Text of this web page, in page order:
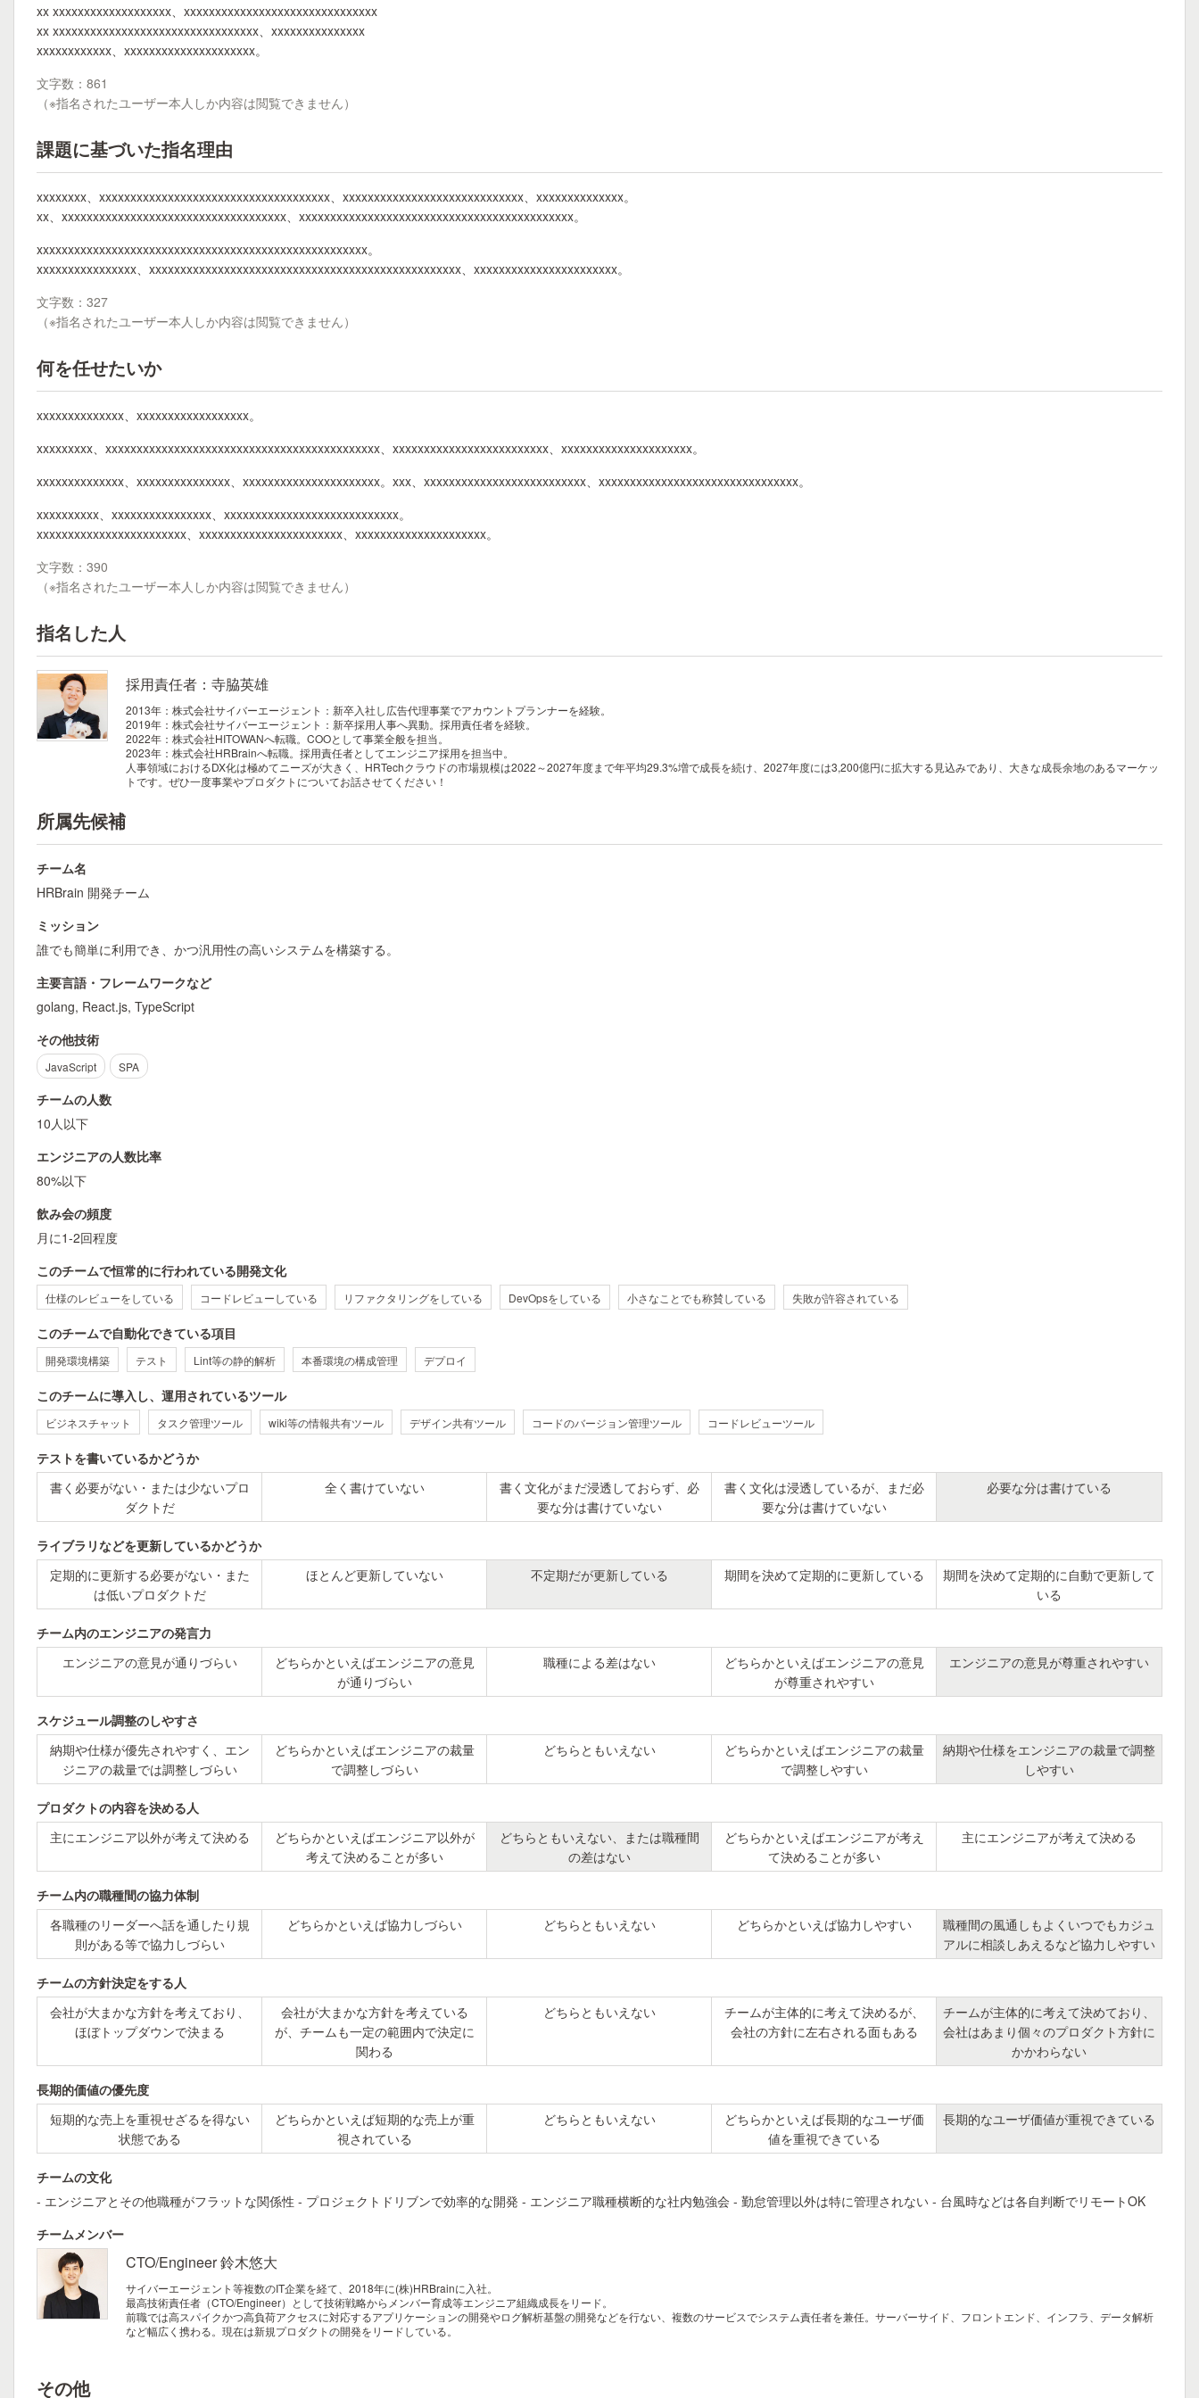
xx xxxxxxxxxxxxxxxxxxx、xxxxxxxxxxxxxxxxxxxxxxxxxxxxxxx
xx xxxxxxxxxxxxxxxxxxxxxxxxxxxxxxxxx、xxxxxxxxxxxxxxx
xxxxxxxxxxxx、xxxxxxxxxxxxxxxxxxxxx。
文字数：861
（※指名されたユーザー本人しか内容は閲覧できません）
課題に基づいた指名理由
xxxxxxxx、xxxxxxxxxxxxxxxxxxxxxxxxxxxxxxxxxxxxx、xxxxxxxxxxxxxxxxxxxxxxxxxxxxx、xxxxxxxxxxxxxx。
xx、xxxxxxxxxxxxxxxxxxxxxxxxxxxxxxxxxxxx、xxxxxxxxxxxxxxxxxxxxxxxxxxxxxxxxxxxxxxxxxxxx。
xxxxxxxxxxxxxxxxxxxxxxxxxxxxxxxxxxxxxxxxxxxxxxxxxxxxx。
xxxxxxxxxxxxxxxx、xxxxxxxxxxxxxxxxxxxxxxxxxxxxxxxxxxxxxxxxxxxxxxxxxx、xxxxxxxxxxxxxxxxxxxxxxx。
文字数：327
（※指名されたユーザー本人しか内容は閲覧できません）
何を任せたいか
xxxxxxxxxxxxxx、xxxxxxxxxxxxxxxxxx。
xxxxxxxxx、xxxxxxxxxxxxxxxxxxxxxxxxxxxxxxxxxxxxxxxxxxxx、xxxxxxxxxxxxxxxxxxxxxxxxx、xxxxxxxxxxxxxxxxxxxxx。
xxxxxxxxxxxxxx、xxxxxxxxxxxxxxx、xxxxxxxxxxxxxxxxxxxxxx。xxx、xxxxxxxxxxxxxxxxxxxxxxxxxx、xxxxxxxxxxxxxxxxxxxxxxxxxxxxxxxx。
xxxxxxxxxx、xxxxxxxxxxxxxxxx、xxxxxxxxxxxxxxxxxxxxxxxxxxxx。
xxxxxxxxxxxxxxxxxxxxxxxx、xxxxxxxxxxxxxxxxxxxxxxx、xxxxxxxxxxxxxxxxxxxxx。
文字数：390
（※指名されたユーザー本人しか内容は閲覧できません）
指名した人
採用責任者：寺脇英雄
2013年：株式会社サイバーエージェント：新卒入社し広告代理事業でアカウントプランナーを経験。
2019年：株式会社サイバーエージェント：新卒採用人事へ異動。採用責任者を経験。
2022年：株式会社HITOWANへ転職。COOとして事業全般を担当。
2023年：株式会社HRBrainへ転職。採用責任者としてエンジニア採用を担当中。
人事領域におけるDX化は極めてニーズが大きく、HRTechクラウドの市場規模は2022～2027年度まで年平均29.3%増で成長を続け、2027年度には3,200億円に拡大する見込みであり、大きな成長余地のあるマーケッ
トです。ぜひ一度事業やプロダクトについてお話させてください！
所属先候補
チーム名
HRBrain 開発チーム
ミッション
誰でも簡単に利用でき、かつ汎用性の高いシステムを構築する。
主要言語・フレームワークなど
golang, React.js, TypeScript
その他技術
JavaScript SPA
チームの人数
10人以下
エンジニアの人数比率
80%以下
飲み会の頻度
月に1-2回程度
このチームで恒常的に行われている開発文化
仕様のレビューをしている コードレビューしている リファクタリングをしている DevOpsをしている 小さなことでも称賛している 失敗が許容されている
このチームで自動化できている項目
開発環境構築 テスト Lint等の静的解析 本番環境の構成管理 デプロイ
このチームに導入し、運用されているツール
ビジネスチャット タスク管理ツール wiki等の情報共有ツール デザイン共有ツール コードのバージョン管理ツール コードレビューツール
テストを書いているかどうか
書く必要がない・または少ないプロ
ダクトだ
全く書けていない
書く文化がまだ浸透しておらず、必
要な分は書けていない
書く文化は浸透しているが、まだ必
要な分は書けていない
必要な分は書けている
ライブラリなどを更新しているかどうか
定期的に更新する必要がない・また
は低いプロダクトだ
ほとんど更新していない 不定期だが更新している 期間を決めて定期的に更新している
期間を決めて定期的に自動で更新して
いる
チーム内のエンジニアの発言力
エンジニアの意見が通りづらい
どちらかといえばエンジニアの意見
が通りづらい
職種による差はない
どちらかといえばエンジニアの意見
が尊重されやすい
エンジニアの意見が尊重されやすい
スケジュール調整のしやすさ
納期や仕様が優先されやすく、エン
ジニアの裁量では調整しづらい
どちらかといえばエンジニアの裁量
で調整しづらい
どちらともいえない
どちらかといえばエンジニアの裁量
で調整しやすい
納期や仕様をエンジニアの裁量で調整
しやすい
プロダクトの内容を決める人
主にエンジニア以外が考えて決める
どちらかといえばエンジニア以外が
考えて決めることが多い
どちらともいえない、または職種間
の差はない
どちらかといえばエンジニアが考え
て決めることが多い
主にエンジニアが考えて決める
チーム内の職種間の協力体制
各職種のリーダーへ話を通したり規
則がある等で協力しづらい
どちらかといえば協力しづらい どちらともいえない どちらかといえば協力しやすい
職種間の風通しもよくいつでもカジュ
アルに相談しあえるなど協力しやすい
チームの方針決定をする人
会社が大まかな方針を考えており、
ほぼトップダウンで決まる
会社が大まかな方針を考えている
が、チームも一定の範囲内で決定に
関わる
どちらともいえない
チームが主体的に考えて決めるが、
会社の方針に左右される面もある
チームが主体的に考えて決めており、
会社はあまり個々のプロダクト方針に
かかわらない
長期的価値の優先度
短期的な売上を重視せざるを得ない
状態である
どちらかといえば短期的な売上が重
視されている
どちらともいえない
どちらかといえば長期的なユーザ価
値を重視できている
長期的なユーザ価値が重視できている
チームの文化
- エンジニアとその他職種がフラットな関係性 - プロジェクトドリブンで効率的な開発 - エンジニア職種横断的な社内勉強会 - 勤怠管理以外は特に管理されない - 台風時などは各自判断でリモートOK
チームメンバー
CTO/Engineer 鈴木悠大
サイバーエージェント等複数のIT企業を経て、2018年に(株)HRBrainに入社。
最高技術責任者（CTO/Engineer）として技術戦略からメンバー育成等エンジニア組織成長をリード。
前職では高スパイクかつ高負荷アクセスに対応するアプリケーションの開発やログ解析基盤の開発などを行ない、複数のサービスでシステム責任者を兼任。サーバーサイド、フロントエンド、インフラ、データ解析
など幅広く携わる。現在は新規プロダクトの開発をリードしている。
その他